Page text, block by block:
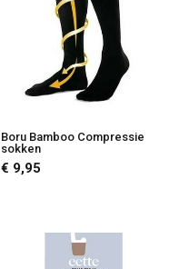
Boru Bamboo Compressie
sokken
€ 9,95